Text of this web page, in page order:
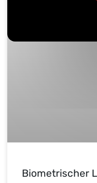
Biometrischer